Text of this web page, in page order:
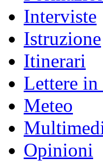
Interviste
Istruzione
Itinerari
Lettere in
Meteo
Opinioni